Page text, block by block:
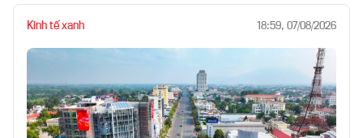
Kinh tế xanh 18:59, 07/08/2026